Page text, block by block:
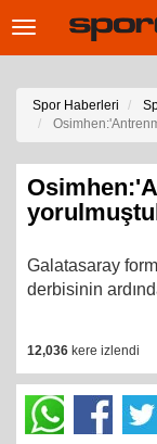
Toggle
Spor Haberleri
Galatasaray
derbisinin
12,036 kere izlendi